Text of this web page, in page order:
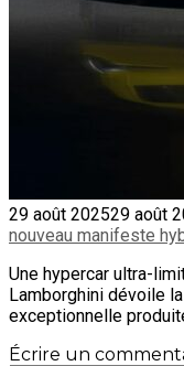
29 août 202529 août
nouveau manifeste
Une hypercar ultra-
Lamborghini dévoile
exceptionnelle
Écrire un